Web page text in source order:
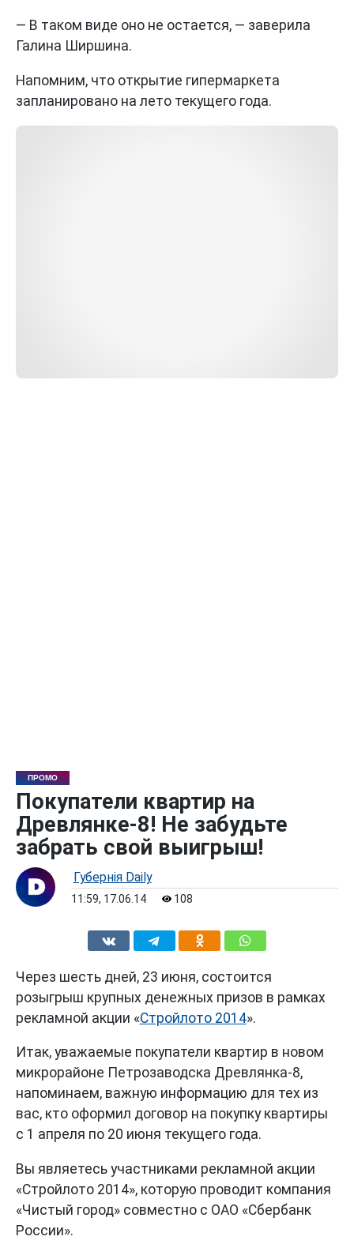
— В таком виде оно не остается, — заверила
Галина Ширшина.
Напомним, что открытие гипермаркета
запланировано на лето текущего года.
ПРОМО
Покупатели квартир на
Древлянке-8! Не забудьте
забрать свой выигрыш!
Губернiя Daily
11:59, 17.06.14 108
Через шесть дней, 23 июня, состоится
розыгрыш крупных денежных призов в рамках
рекламной акции «Стройлото 2014».
Итак, уважаемые покупатели квартир в новом
микрорайоне Петрозаводска Древлянка-8,
напоминаем, важную информацию для тех из
вас, кто оформил договор на покупку квартиры
с 1 апреля по 20 июня текущего года.
Вы являетесь участниками рекламной акции
«Стройлото 2014», которую проводит компания
«Чистый город» совместно с ОАО «Сбербанк
России».